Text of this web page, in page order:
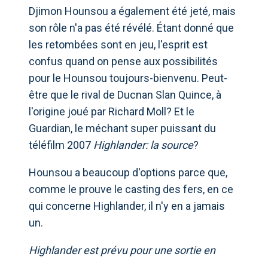
Djimon Hounsou a également été jeté, mais
son rôle n'a pas été révélé. Étant donné que
les retombées sont en jeu, l'esprit est
confus quand on pense aux possibilités
pour le Hounsou toujours-bienvenu. Peut-
être que le rival de Ducnan Slan Quince, à
l'origine joué par Richard Moll? Et le
Guardian, le méchant super puissant du
téléfilm 2007 Highlander: la source?
Hounsou a beaucoup d'options parce que,
comme le prouve le casting des fers, en ce
qui concerne Highlander, il n'y en a jamais
un.
Highlander est prévu pour une sortie en